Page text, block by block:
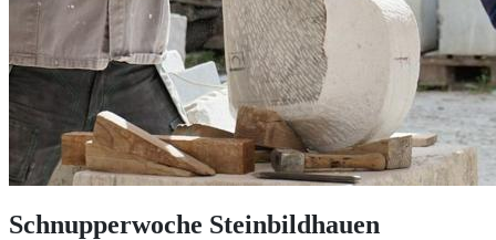
Schnupperwoche Steinbildhauen